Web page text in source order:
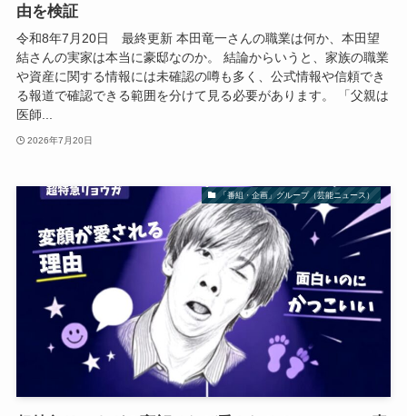
由を検証
令和8年7月20日 最終更新 本田竜一さんの職業は何か、本田望
結さんの実家は本当に豪邸なのか。 結論からいうと、家族の職業
や資産に関する情報には未確認の噂も多く、公式情報や信頼でき
る報道で確認できる範囲を分けて見る必要があります。 「父親は
医師...
2026年7月20日
「番組・企画」グループ（芸能ニュース）